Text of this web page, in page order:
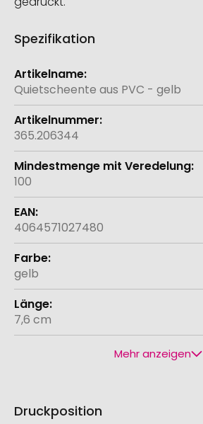
Spezifikation
Weitere
Informationen
Quietscheente aus PVC - gelb
365.206344
100
4064571027480
gelb
7,6 cm
Mehr anzeigen
Druckposition